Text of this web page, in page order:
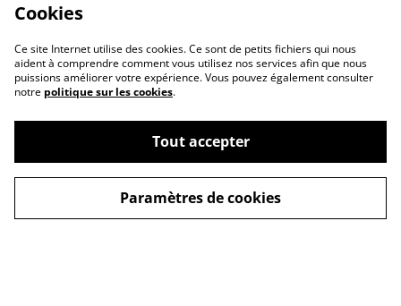
Contact Us
Cookies
Ce site Internet utilise des cookies. Ce sont de petits fichiers qui nous
aident à comprendre comment vous utilisez nos services afin que nous
puissions améliorer votre expérience. Vous pouvez également consulter
notre politique sur les cookies.
Tout accepter
Paramètres de cookies